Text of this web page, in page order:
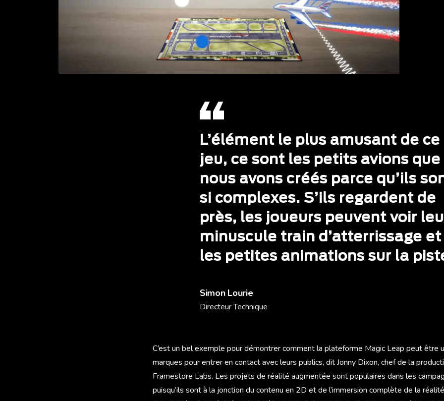
L’élément le plus amusant de ce
jeu, ce sont les petits avions que
nous avons créés parce qu’ils
si complexes. S’ils regardent de
près, les joueurs peuvent voir
minuscule train d’atterrissage et
les petites animations sur la
Simon Lourie
Directeur Technique
C’est un bel exemple pour démontrer comment la plateforme Magic Leap peut être
marques pour entrer en contact avec leurs publics, dit Jonny Dixon, chef de la
Framestore Labs. Les projets de réalité augmentée sont populaires dans les
puisqu’ils sont à la jonction du contenu en 2D et de l’immersion complète de la